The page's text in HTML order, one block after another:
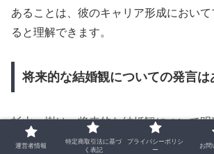
あることは、彼のキャリア形成におい
ると理解できます。
将来的な結婚観についての発言は
杉山一樹は、将来的な結婚観について
ません。ただし、理想の女性像として「
運営者情報
特定商取引法に基づ
く表記
プライバシーポリシ
ー
お問